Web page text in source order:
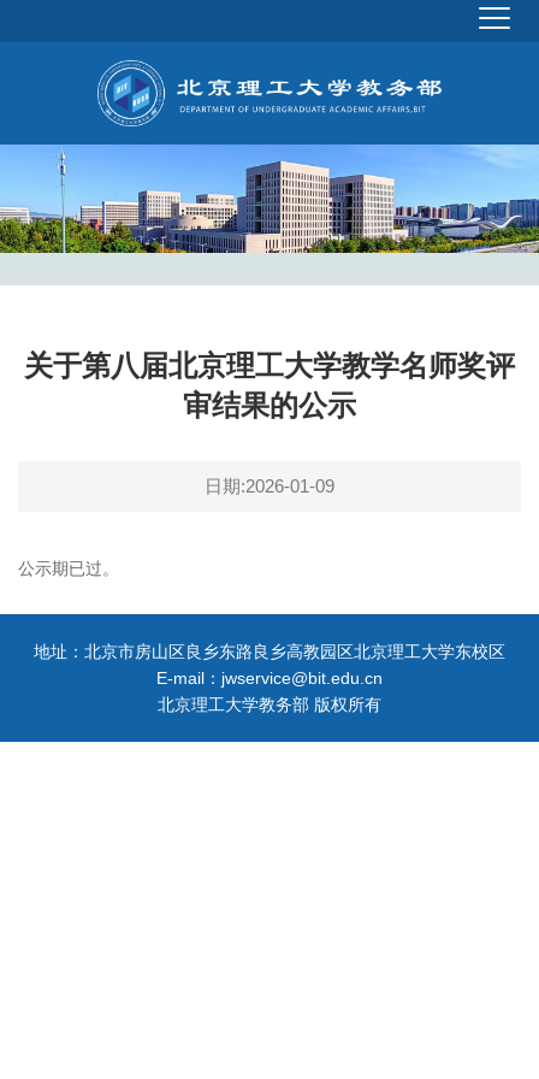
关于第八届北京理工大学教学名师奖评
审结果的公示
日期:2026-01-09
公示期已过。
地址：北京市房山区良乡东路良乡高教园区北京理工大学东校区
E-mail：jwservice@bit.edu.cn
北京理工大学教务部 版权所有